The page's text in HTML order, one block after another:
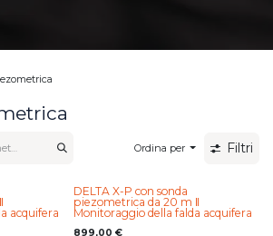
Ordina per Filtri
acquifera
DELTA X-P con sonda
piezometrica da 20 m ‖
Monitoraggio della falda acquifera
899,00 €